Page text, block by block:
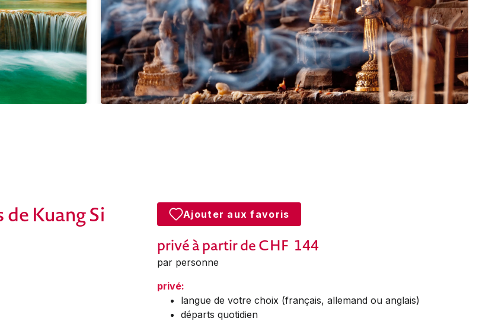
Kuang Si Ajouter aux favoris
privéà partir de CHF 144
par personne
privé:
langue de votre choix (français, allemand ou anglais)
départs quotidien